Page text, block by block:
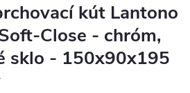
kút Lantono
Close - chróm,
sklo - 150x90x195